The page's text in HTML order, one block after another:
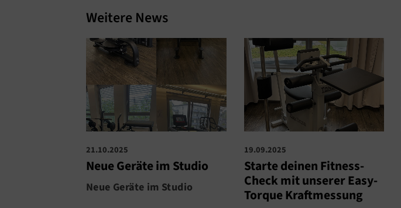
Weitere News
21.10.2025
Neue Geräte im Studio
Neue Geräte im Studio
19.09.2025
Starte deinen Fitness-
Check mit unserer Easy-
Torque Kraftmessung